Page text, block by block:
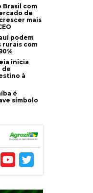
Brasil com
de
mais
podem
rurais com
inicia
de
à
é
símbolo